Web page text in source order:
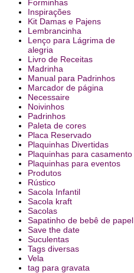
Forminhas
Inspirações
Kit Damas e Pajens
Lembrancinha
Lenço para Lágrima de
alegria
Livro de Receitas
Madrinha
Manual para Padrinhos
Marcador de página
Necessaire
Noivinhos
Padrinhos
Paleta de cores
Placa Reservado
Plaquinhas Divertidas
Plaquinhas para casamento
Plaquinhas para eventos
Produtos
Rústico
Sacola Infantil
Sacola kraft
Sacolas
Sapatinho de bebê de papel
Save the date
Suculentas
Tags diversas
Vela
tag para gravata